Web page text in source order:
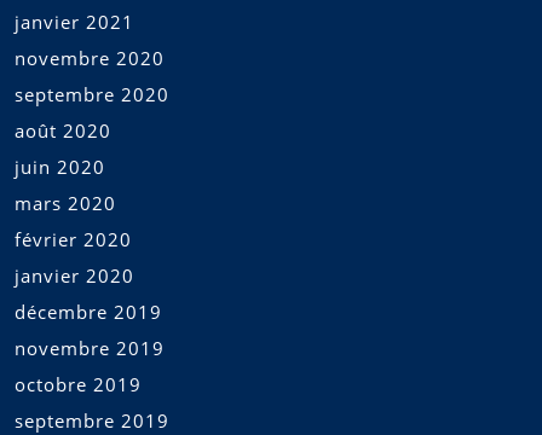
janvier 2021
novembre 2020
septembre 2020
août 2020
juin 2020
mars 2020
février 2020
janvier 2020
décembre 2019
novembre 2019
octobre 2019
septembre 2019